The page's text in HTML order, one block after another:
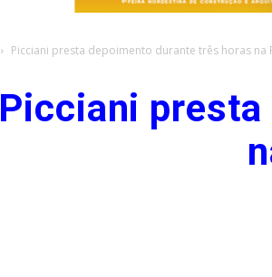
Picciani presta depoimento durante três horas na
Picciani